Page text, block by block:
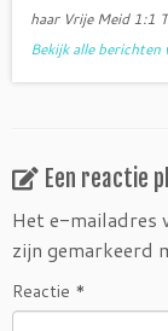
haar Vrije Meid 1:1
Bekijk alle berichten
Een reactie
Het e-mailadres
zijn gemarkeerd
Reactie *